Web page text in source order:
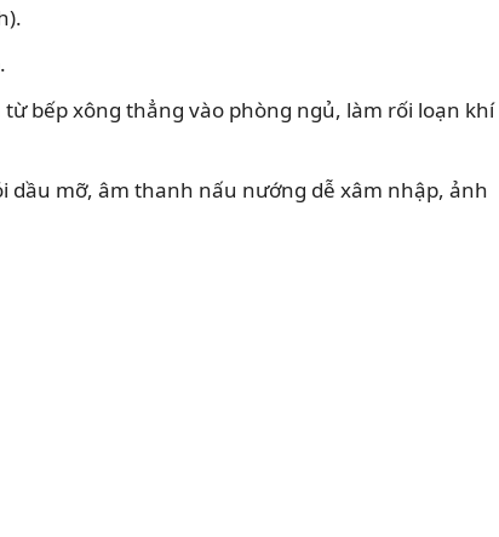
bếp xông thẳng vào phòng ngủ, làm rối loạn khí
dầu mỡ, âm thanh nấu nướng dễ xâm nhập, ảnh